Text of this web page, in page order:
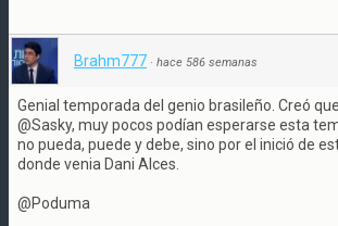
Brahm777 · hace 586 semanas
Genial temporada del genio brasileño. Creó
@Sasky, muy pocos podían esperarse esta
no pueda, puede y debe, sino por el inició de
donde venia Dani Alces.
@Poduma